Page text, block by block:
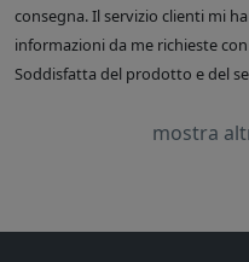
consegna. Il servizio clienti mi
informazioni da me richieste
Soddisfatta del prodotto e del
mostra